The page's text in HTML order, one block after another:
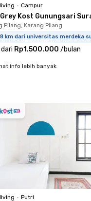
• Campur
Kost Gunungsari
Pilang, Karang Pilang
km dari universitas merdeka
Rp1.500.000 /bulan
info lebih banyak
• Putri